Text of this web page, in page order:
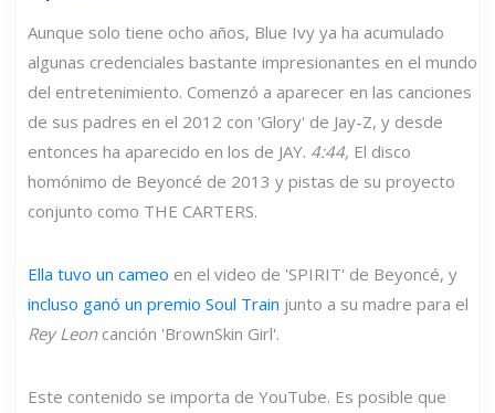
Aunque solo tiene ocho años, Blue Ivy ya ha acumulado
algunas credenciales bastante impresionantes en el mundo
del entretenimiento. Comenzó a aparecer en las canciones
de sus padres en el 2012 con 'Glory' de Jay-Z, y desde
entonces ha aparecido en los de JAY. 4:44, El disco
homónimo de Beyoncé de 2013 y pistas de su proyecto
conjunto como THE CARTERS.
Ella tuvo un cameo en el video de 'SPIRIT' de Beyoncé, y
incluso ganó un premio Soul Train junto a su madre para el
Rey Leoncanción 'BrownSkin Girl'.
Este contenido se importa de YouTube. Es posible que